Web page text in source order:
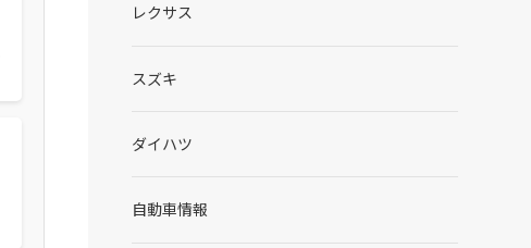
レクサス
スズキ
ダイハツ
自動車情報